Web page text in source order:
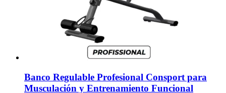
Banco Regulable Profesional Consport para
Musculación y Entrenamiento Funcional